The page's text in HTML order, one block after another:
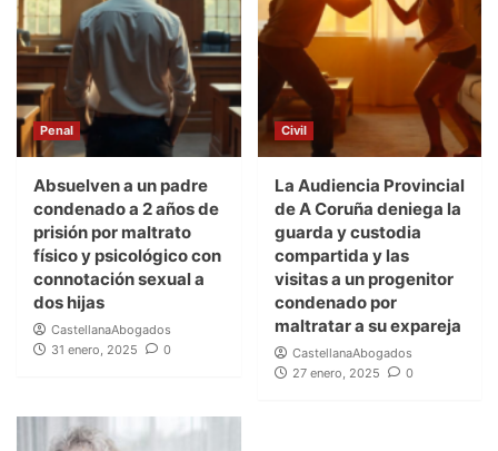
Penal
Absuelven a un padre
condenado a 2 años de
prisión por maltrato
físico y psicológico con
connotación sexual a
dos hijas
CastellanaAbogados
31 enero, 2025
0
Civil
La Audiencia Provincial
de A Coruña deniega la
guarda y custodia
compartida y las
visitas a un progenitor
condenado por
maltratar a su expareja
CastellanaAbogados
27 enero, 2025
0